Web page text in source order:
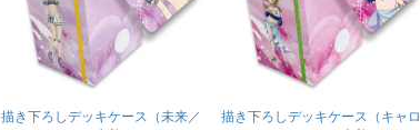
描き下ろしデッキケース（未来／
描き下ろしデッキケース（キャロ